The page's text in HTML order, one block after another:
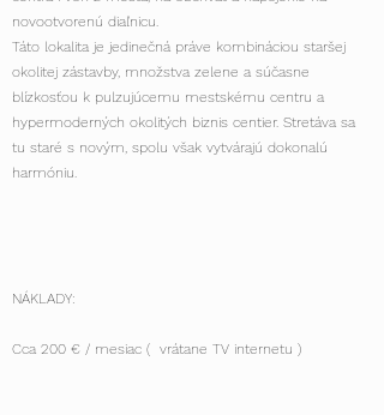
novootvorenú diaľnicu.
Táto lokalita je jedinečná práve kombináciou staršej
okolitej zástavby, množstva zelene a súčasne
blízkosťou k pulzujúcemu mestskému centru a
hypermoderných okolitých biznis centier. Stretáva sa
tu staré s novým, spolu však vytvárajú dokonalú
harmóniu.
NÁKLADY:
Cca 200 € / mesiac ( vrátane TV internetu )